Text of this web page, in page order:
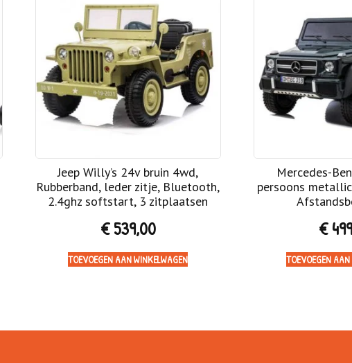
Jeep Willy’s 24v bruin 4wd,
Rubberband, leder zitje, Bluetooth,
2.4ghz softstart, 3 zitplaatsen
€539,00
TOEVOEGEN AAN WINKELWAGEN
Mercedes-
persoons
€
TOEVOEGEN